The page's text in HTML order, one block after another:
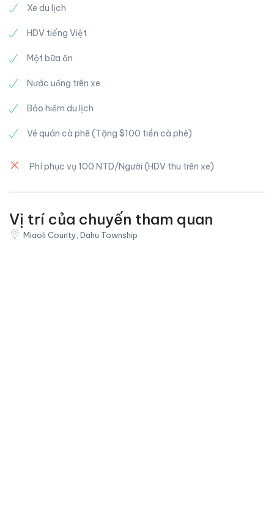
trời .
Xe du lịch
HDV tiếng Việt
Một bữa ăn
Nước uống trên xe
Bảo hiểm du lịch
Vé quán cà phê (Tặng $100 tiền cà phê)
Phí phục vụ 100 NTD/Người (HDV thu trên xe)
Vị trí của chuyến tham quan
Miaoli County, Dahu Township